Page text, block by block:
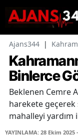
Ajans344 |
Binlerce
Beklenen Cemre
harekete
mahalleyi
YAYINLAMA: 28 Ekim 2025